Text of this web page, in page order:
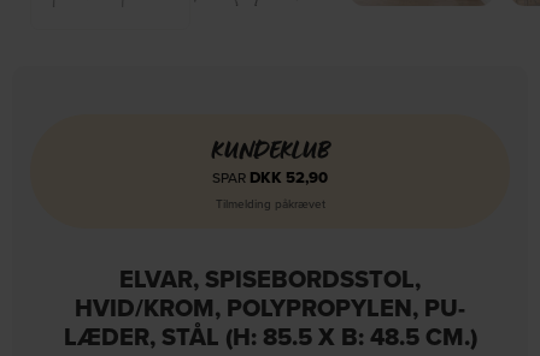
KUNDEKLUB
SPAR DKK 52,90
Tilmelding påkrævet
ELVAR, SPISEBORDSSTOL,
HVID/KROM, POLYPROPYLEN, PU-
LÆDER, STÅL (H: 85.5 X B: 48.5 CM.)